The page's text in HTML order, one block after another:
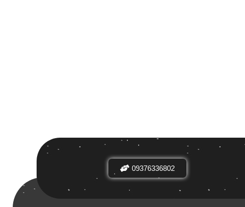
سازی بر اساس
محبوبیت
09376336802